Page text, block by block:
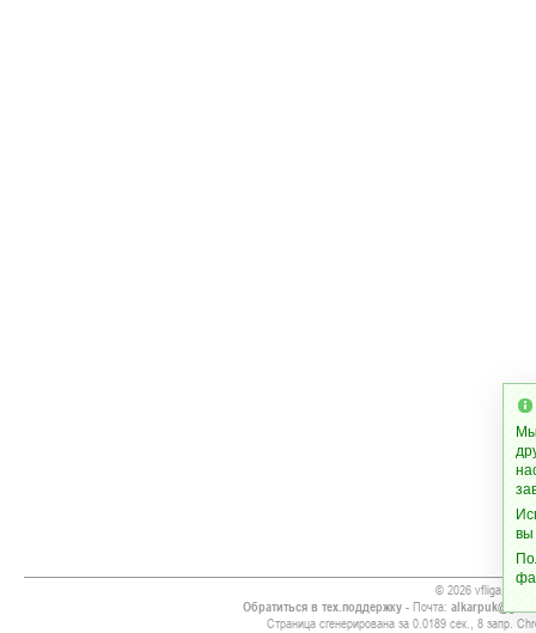
© 2026 vfliga.info
Обратиться в тех.поддержку- Почта:
Страница сгенерирована за 0.0189 сек., 8 запр.
вы